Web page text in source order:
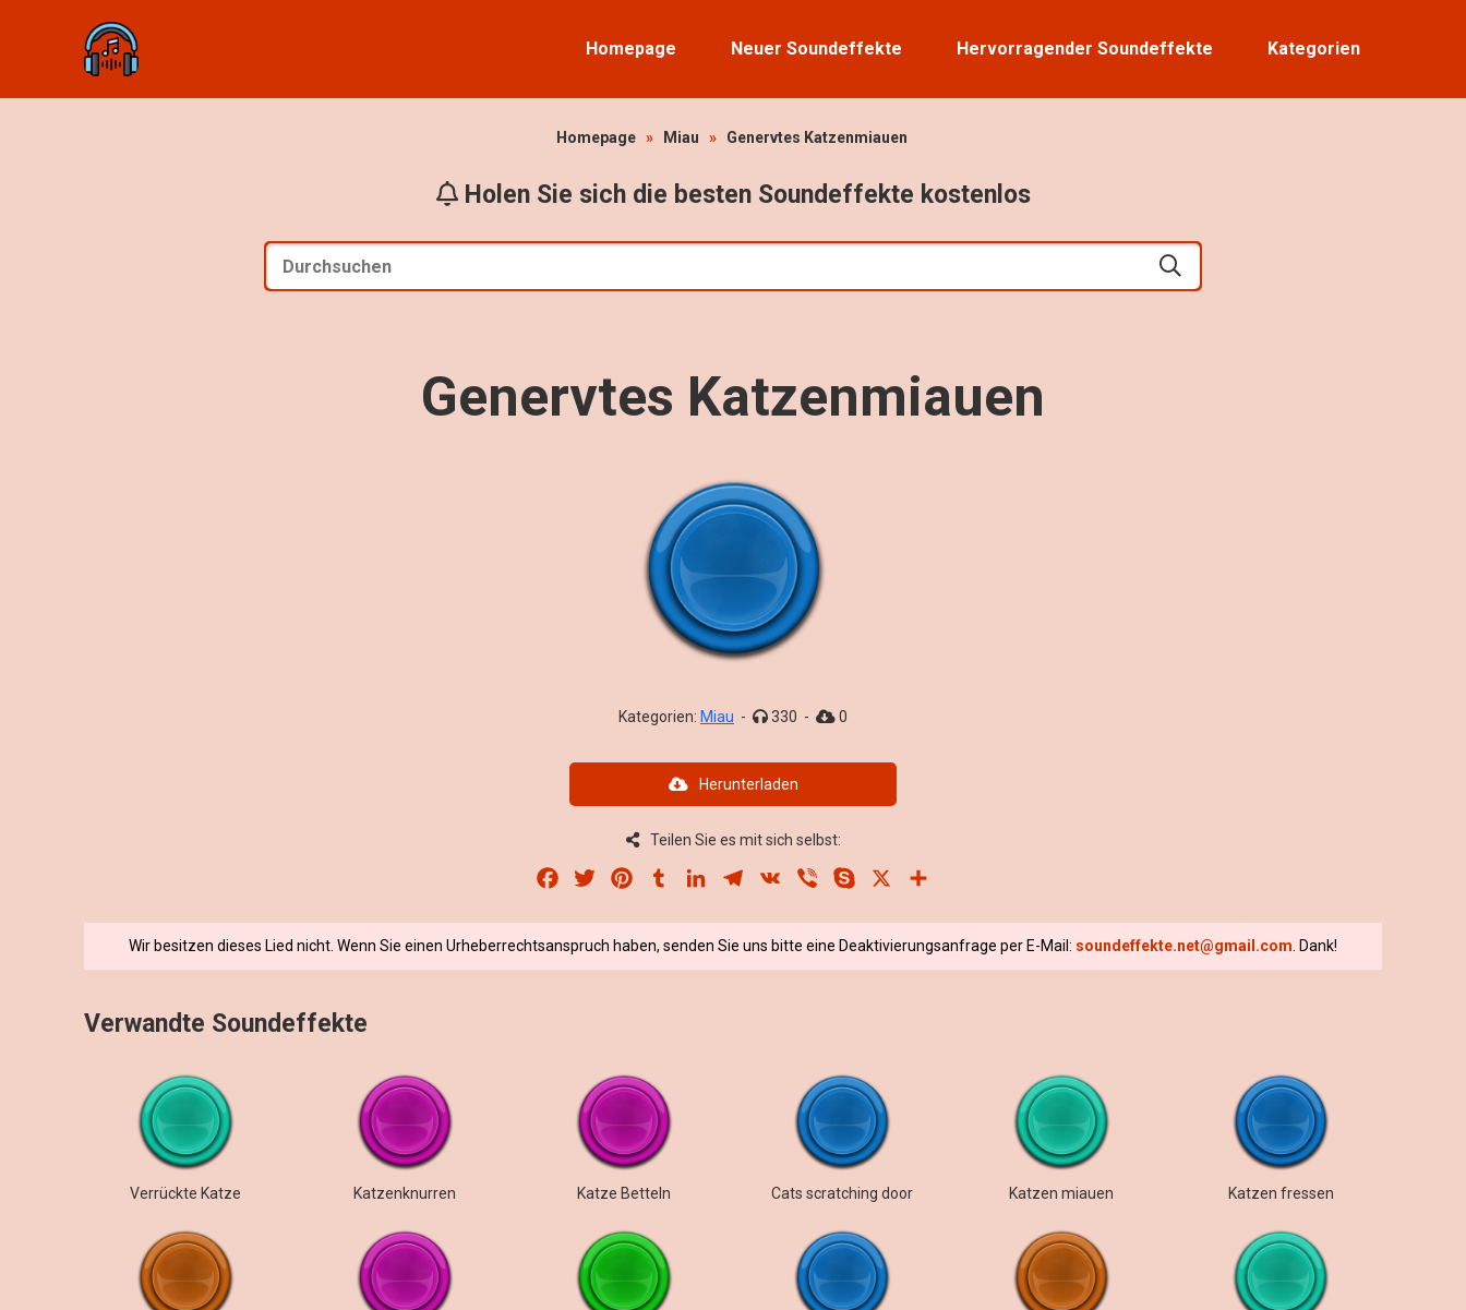
Homepage Neuer Soundeffekte Hervorragender Soundeffekte Kategorien
Homepage » Miau » Genervtes Katzenmiauen
Holen Sie sich die besten Soundeffekte kostenlos
Genervtes Katzenmiauen
Kategorien: Miau - 330 - 0
Herunterladen
Teilen Sie es mit sich selbst:
Facebook
Twitter PinterestTumblrLinkedInTelegram
VK Viber Skype
Wir besitzen dieses Lied nicht. Wenn Sie einen Urheberrechtsanspruch haben, senden Sie uns bitte eine Deaktivierungsanfrage per E-Mail: soundeffekte.net@gmail.com . Dank!
Verwandte Soundeffekte
Verrückte Katze Katzenknurren Katze Betteln Cats scratching door Katzen miauen Katzen fressen